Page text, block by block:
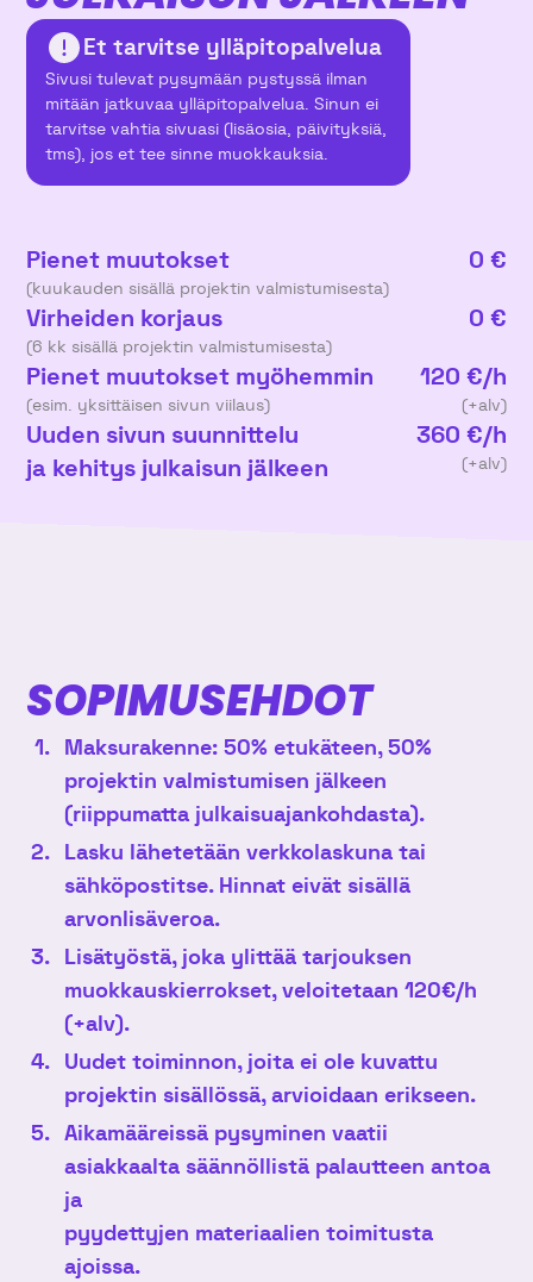
Et tarvitse ylläpitopalvelua
Sivusi tulevat pysymään pystyssä ilman
mitään jatkuvaa ylläpitopalvelua. Sinun ei
tarvitse vahtia sivuasi (lisäosia, päivityksiä,
tms), jos et tee sinne muokkauksia.
Pienet muutokset
(kuukauden sisällä projektin valmistumisesta)
0 €
Virheiden korjaus
(6 kk sisällä projektin valmistumisesta)
0 €
Pienet muutokset myöhemmin
(esim. yksittäisen sivun viilaus)
120 €/h
(+alv)
Uuden sivun suunnittelu
ja kehitys julkaisun jälkeen
360 €/h
(+alv)
SOPIMUSEHDOT
Maksurakenne: 50% etukäteen, 50%
projektin valmistumisen jälkeen
(riippumatta julkaisuajankohdasta).
Lasku lähetetään verkkolaskuna tai
sähköpostitse. Hinnat eivät sisällä
arvonlisäveroa.
Lisätyöstä, joka ylittää tarjouksen
muokkauskierrokset, veloitetaan 120€/h
(+alv).
Uudet toiminnon, joita ei ole kuvattu
projektin sisällössä, arvioidaan erikseen.
Aikamääreissä pysyminen vaatii
asiakkaalta säännöllistä palautteen antoa
ja
pyydettyjen materiaalien toimitusta
ajoissa.